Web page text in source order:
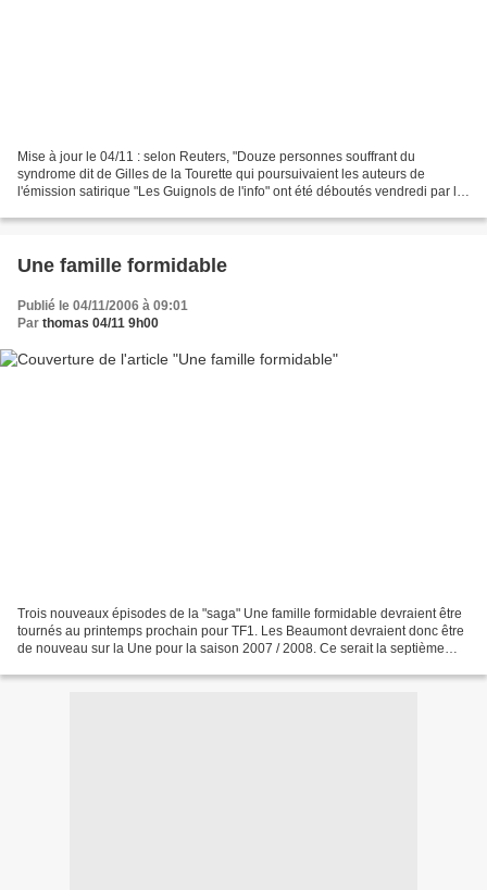
Mise à jour le 04/11 : selon Reuters, "Douze personnes souffrant du
syndrome dit de Gilles de la Tourette qui poursuivaient les auteurs de
l'émission satirique "Les Guignols de l'info" ont été déboutés vendredi par le
Une famille formidable
Publié le 04/11/2006 à 09:01
Par thomas 04/11 9h00
Trois nouveaux épisodes de la "saga" Une famille formidable devraient être
tournés au printemps prochain pour TF1. Les Beaumont devraient donc être
de nouveau sur la Une pour la saison 2007 / 2008. Ce serait la septième